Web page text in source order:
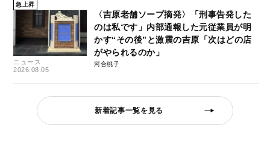
急上昇
ニュース
2026.08.05
〈吉原老舗ソープ摘発〉「刑事告発した
のは私です」内部通報した元従業員が明
かす“その後”と激震の吉原「次はどの店
がやられるのか」
河合桃子
新着記事一覧を見る